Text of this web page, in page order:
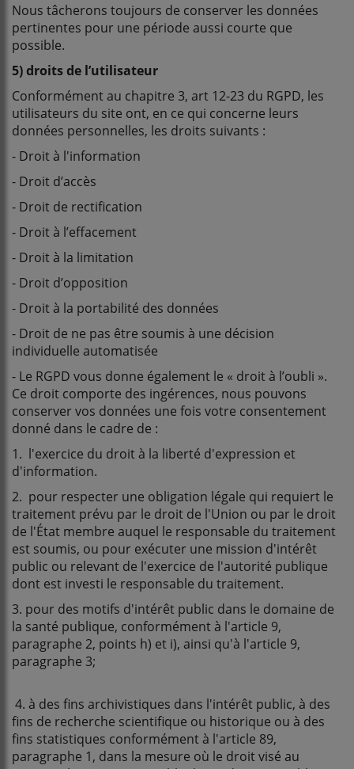
Nous tâcherons toujours de conserver les données
pertinentes pour une période aussi courte que
possible.
5) droits de l’utilisateur
Conformément au chapitre 3, art 12-23 du RGPD, les
utilisateurs du site ont, en ce qui concerne leurs
données personnelles, les droits suivants :
- Droit à l'information
- Droit d’accès
- Droit de rectification
- Droit à l’effacement
- Droit à la limitation
- Droit d’opposition
- Droit à la portabilité des données
- Droit de ne pas être soumis à une décision
individuelle automatisée
- Le RGPD vous donne également le « droit à l’oubli ».
Ce droit comporte des ingérences, nous pouvons
conserver vos données une fois votre consentement
donné dans le cadre de :
1. l'exercice du droit à la liberté d'expression et
d'information.
2. pour respecter une obligation légale qui requiert le
traitement prévu par le droit de l'Union ou par le droit
de l'État membre auquel le responsable du traitement
est soumis, ou pour exécuter une mission d'intérêt
public ou relevant de l'exercice de l'autorité publique
dont est investi le responsable du traitement.
3. pour des motifs d'intérêt public dans le domaine de
la santé publique, conformément à l'article 9,
paragraphe 2, points h) et i), ainsi qu'à l'article 9,
paragraphe 3;
4. à des fins archivistiques dans l'intérêt public, à des
fins de recherche scientifique ou historique ou à des
fins statistiques conformément à l'article 89,
paragraphe 1, dans la mesure où le droit visé au